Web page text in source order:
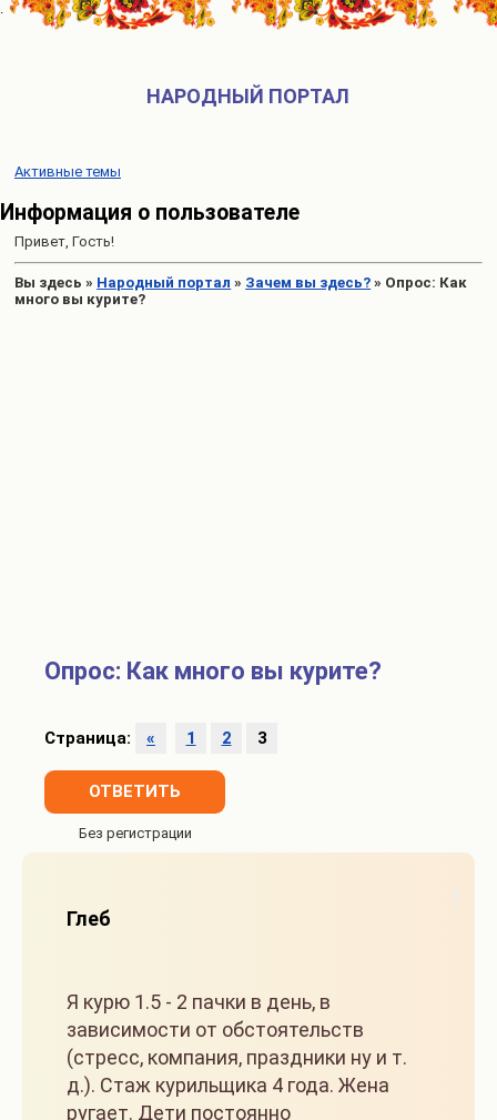
НАРОДНЫЙ ПОРТАЛ
Активные темы
Информация о пользователе
Привет, Гость!
Вы здесь » Народный портал » Зачем вы здесь? » Опрос: Как
много вы курите?
Опрос: Как много вы курите?
Страница: « 1 2 3
ОТВЕТИТЬ
Глеб
Я курю 1.5 - 2 пачки в день, в
зависимости от обстоятельств
(стресс, компания, праздники ну и т.
д.). Стаж курильщика 4 года. Жена
ругает. Дети постоянно